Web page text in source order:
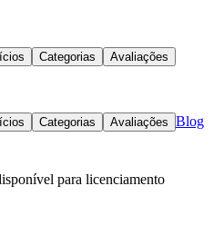
Categorias Avaliações
Categorias Avaliações Blog
para licenciamento